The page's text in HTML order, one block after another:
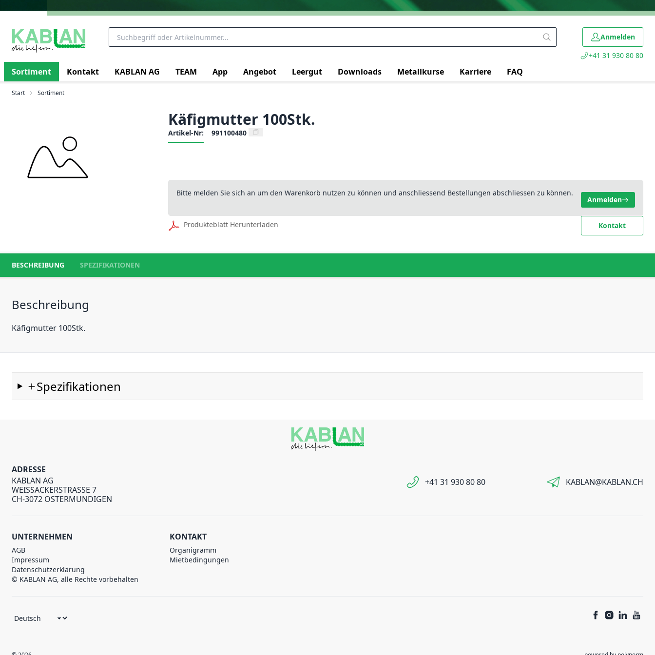
Anmelden
+41 31 930 80 80
Sortiment Kontakt KABLAN AG TEAM App Angebot Leergut Downloads Metallkurse Karriere FAQ
Start Sortiment
Käfigmutter 100Stk.
Artikel-Nr: 991100480
Bitte melden Sie sich an um den Warenkorb nutzen zu können und anschliessend Bestellungen abschliessen zu können.
Anmelden
Produkteblatt Herunterladen Kontakt
BESCHREIBUNG SPEZIFIKATIONEN
Beschreibung
Käfigmutter 100Stk.
Spezifikationen
ADRESSE
KABLAN AG
WEISSACKERSTRASSE 7
CH-3072 OSTERMUNDIGEN
+41 31 930 80 80 KABLAN@KABLAN.CH
UNTERNEHMEN
AGB
Impressum
Datenschutzerklärung
© KABLAN AG, alle Rechte vorbehalten
KONTAKT
Organigramm
Mietbedingungen